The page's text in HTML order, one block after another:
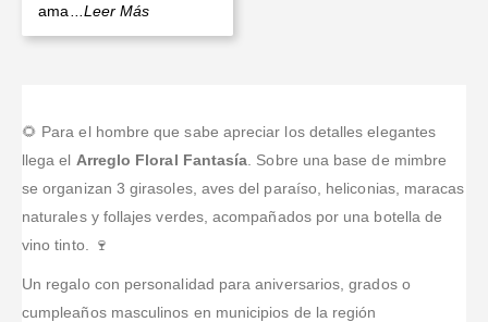
ama
...Leer Más
🌻 Para el hombre que sabe apreciar los detalles elegantes
llega el Arreglo Floral Fantasía . Sobre una base de mimbre
se organizan 3 girasoles, aves del paraíso, heliconias, maracas
naturales y follajes verdes, acompañados por una botella de
vino tinto. 🍷
Un regalo con personalidad para aniversarios, grados o
cumpleaños masculinos en municipios de la región